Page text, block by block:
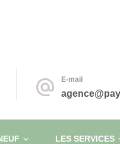
E-mail
LES SERVICES